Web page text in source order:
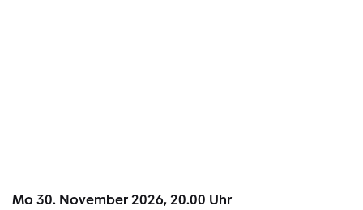
Mo 30. November 2026, 20.00 Uhr